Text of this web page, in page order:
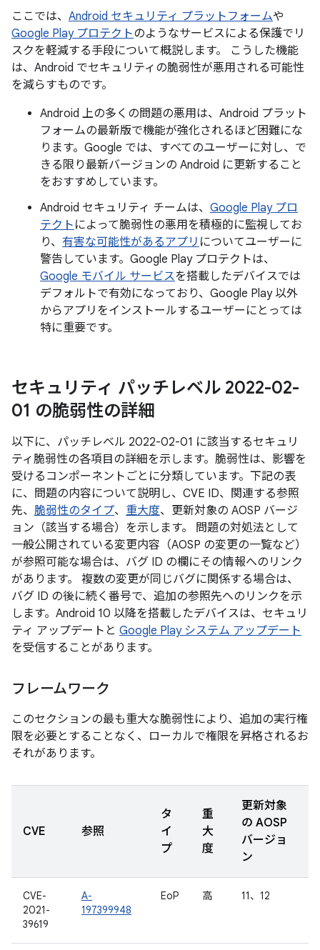
ここでは、 Android セキュリティ プラットフォームや
Google Play プロテクトのようなサービスによる保護でリ
スクを軽減する手段について概説します。 こうした機能
は、Android でセキュリティの脆弱性が悪用される可能性
を減らすものです。
Android 上の多くの問題の悪用は、Android プラット
フォームの最新版で機能が強化されるほど困難にな
ります。Google では、すべてのユーザーに対し、で
きる限り最新バージョンの Android に更新すること
をおすすめしています。
Android セキュリティ チームは、 Google Play プロ
テクト によって脆弱性の悪用を積極的に監視してお
り、 有害な可能性があるアプリ についてユーザーに
警告しています。Google Play プロテクトは、
Google モバイル サービスを搭載したデバイスでは
デフォルトで有効になっており、Google Play 以外
からアプリをインストールするユーザーにとっては
特に重要です。
セキュリティ パッチレベル 2022-02-
01 の脆弱性の詳細
以下に、パッチレベル 2022-02-01 に該当するセキュリ
ティ脆弱性の各項目の詳細を示します。脆弱性は、影響を
受けるコンポーネントごとに分類しています。下記の表
に、問題の内容について説明し、CVE ID、関連する参照
先、 脆弱性のタイプ、 重大度、更新対象の AOSP バージ
ョン（該当する場合）を示します。 問題の対処法として
一般公開されている変更内容（AOSP の変更の一覧など）
が参照可能な場合は、バグ ID の欄にその情報へのリンク
があります。 複数の変更が同じバグに関係する場合は、
バグ ID の後に続く番号で、追加の参照先へのリンクを示
します。Android 10 以降を搭載したデバイスは、セキュリ
ティ アップデートと Google Play システム アップデート
を受信することがあります。
フレームワーク
このセクションの最も重大な脆弱性により、追加の実行権
限を必要とすることなく、ローカルで権限を昇格されるお
それがあります。
CVE 参照
タ
イ
プ
重
大
度
更新対象
の AOSP
バージョ
ン
CVE-
2021-
39619
A-
197399948
EoP 高 11、12